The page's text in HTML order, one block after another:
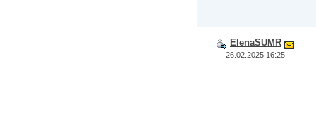
ElenaSUMR
26.02.2025 16:25